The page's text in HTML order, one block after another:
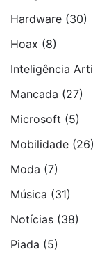
Hardware (30)
Hoax (8)
Inteligência
Mancada (27)
Microsoft (5)
Mobilidade (26)
Moda (7)
Música (31)
Notí­cias (38)
Piada (5)